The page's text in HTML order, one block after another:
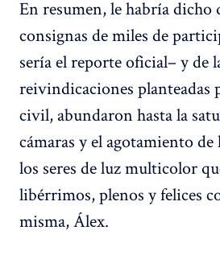
En resumen, le habría dicho
consignas de miles de
sería el reporte oficial– y de
reivindicaciones planteadas
civil, abundaron hasta la
cámaras y el agotamiento
los seres de luz multicolor
libérrimos, plenos y felices
misma, Álex.